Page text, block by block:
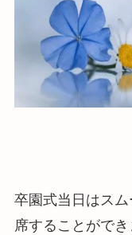
卒園式当日はス
席することができ